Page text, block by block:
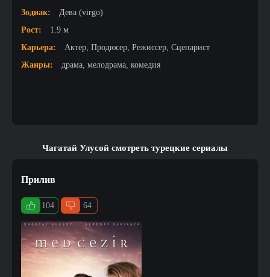
Зодиак:
Дева (virgo)
Рост:
1.9 м
Карьера:
Актер, Продюсер, Режиссер, Сценарист
Жанры:
драма, мелодрама, комедия
Чагатай Улусой смотреть турецкие сериалы
Прилив
104 64